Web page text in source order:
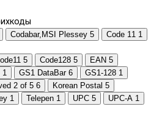
Codabar,MSI Plessey 5 Code 11 1
5 Code128 5 EAN 5
1 GS1 DataBar 6 GS1-128 1
2 of 5 6 Korean Postal 5
1 Telepen 1 UPC 5 UPC-A 1